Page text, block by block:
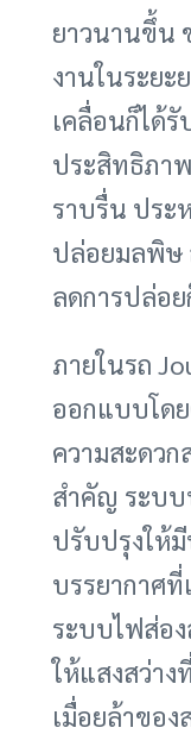
ยาวนานขึ้น
งานในระย
เคลื่อนก็ได้
ประสิทธิภา
ราบรื่น ประ
ปล่อยมลพิษ
ลดการปล่อย
ภายในรถ
ออกแบบโด
ความสะดว
สำคัญ ระบบ
ปรับปรุงให้
บรรยากาศ
ระบบไฟส่อ
ให้แสงสว่าง
เมื่อยล้าของ